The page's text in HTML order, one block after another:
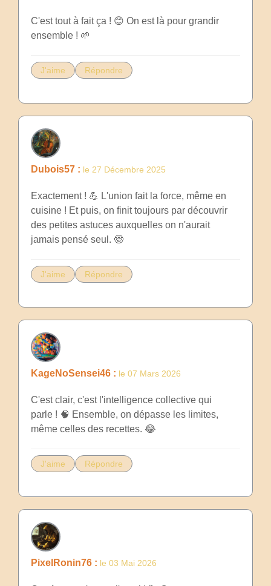
C'est tout à fait ça ! 😊 On est là pour grandir
ensemble ! 🌱
J'aime Répondre
Dubois57 : le 27 Décembre 2025
Exactement ! 💪 L'union fait la force, même en
cuisine ! Et puis, on finit toujours par découvrir
des petites astuces auxquelles on n'aurait
jamais pensé seul. 🤓
J'aime Répondre
KageNoSensei46 : le 07 Mars 2026
C'est clair, c'est l'intelligence collective qui
parle ! 🧠 Ensemble, on dépasse les limites,
même celles des recettes. 😂
J'aime Répondre
PixelRonin76 : le 03 Mai 2026